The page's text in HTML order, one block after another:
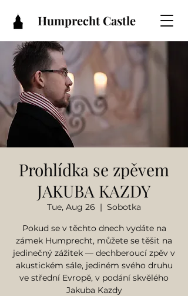
Humprecht Castle
Prohlídka se zpěvem
JAKUBA KAZDY
Tue, Aug 26
  |
Sobotka
Pokud se v těchto dnech vydáte na
zámek Humprecht, můžete se těšit na
jedinečný zážitek — dechberoucí zpěv v
akustickém sále, jediném svého druhu
ve střední Evropě, v podání skvělého
Jakuba Kazdy